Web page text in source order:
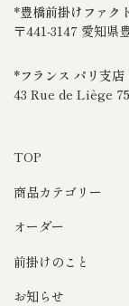
*豊橋前掛けファク
〒441-3147 愛知県
*フランス パリ支店
43 Rue de Liège
TOP
商品カテゴリー
オーダー
前掛けのこと
お知らせ